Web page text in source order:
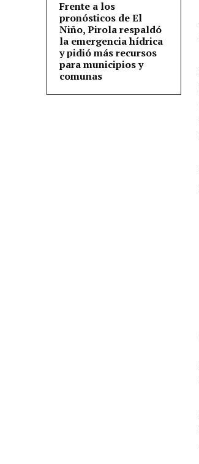
Frente a los
pronósticos de El
Niño, Pirola respaldó
la emergencia hídrica
y pidió más recursos
para municipios y
comunas